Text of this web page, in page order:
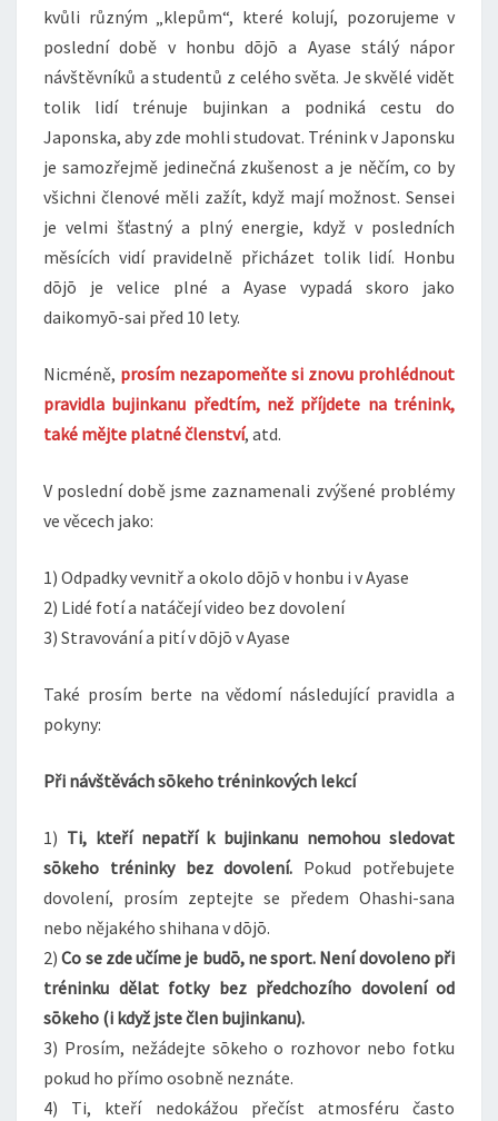
kvůli různým „klepům“, které kolují, pozorujeme v
poslední době v honbu dōjō a Ayase stálý nápor
návštěvníků a studentů z celého světa. Je skvělé vidět
tolik lidí trénuje bujinkan a podniká cestu do
Japonska, aby zde mohli studovat. Trénink v Japonsku
je samozřejmě jedinečná zkušenost a je něčím, co by
všichni členové měli zažít, když mají možnost. Sensei
je velmi šťastný a plný energie, když v posledních
měsících vidí pravidelně přicházet tolik lidí. Honbu
dōjō je velice plné a Ayase vypadá skoro jako
daikomyō-sai před 10 lety.
Nicméně, prosím nezapomeňte si znovu prohlédnout
pravidla bujinkanu předtím, než příjdete na trénink,
také mějte platné členství, atd.
V poslední době jsme zaznamenali zvýšené problémy
ve věcech jako:
1) Odpadky vevnitř a okolo dōjō v honbu i v Ayase
2) Lidé fotí a natáčejí video bez dovolení
3) Stravování a pití v dōjō v Ayase
Také prosím berte na vědomí následující pravidla a
pokyny:
Při návštěvách sōkeho tréninkových lekcí
1) Ti, kteří nepatří k bujinkanu nemohou sledovat
sōkeho tréninky bez dovolení. Pokud potřebujete
dovolení, prosím zeptejte se předem Ohashi-sana
nebo nějakého shihana v dōjō.
2)Co se zde učíme je budō, ne sport. Není dovoleno při
tréninku dělat fotky bez předchozího dovolení od
sōkeho (i když jste člen bujinkanu).
3) Prosím, nežádejte sōkeho o rozhovor nebo fotku
pokud ho přímo osobně neznáte.
4) Ti, kteří nedokážou přečíst atmosféru často